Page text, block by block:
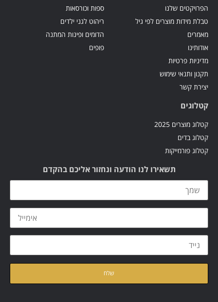
הפרויקטים שלנו
טבלת מידות מוצרים לפי גיל
מאמרים
אודותינו
מדיניות פרטיות
תקנון ותנאי שימוש
יצירת קשר
ספות וכורסאות
ריהוט לגני ילדים
הדומים ופינות המתנה
פופים
קטלוגים
קטלוג מוצרים 2025
קטלוג בדים
קטלוג פורמייקות
תשאירו לנו הודעה ונחזור אליכם בהקדם
מדיניות הפרטיות